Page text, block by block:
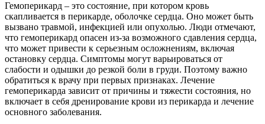
Гемоперикард – это состояние, при котором кровь
скапливается в перикарде, оболочке сердца. Оно может быть
вызвано травмой, инфекцией или опухолью. Люди отмечают,
что гемоперикард опасен из-за возможного сдавления сердца,
что может привести к серьезным осложнениям, включая
остановку сердца. Симптомы могут варьироваться от
слабости и одышки до резкой боли в груди. Поэтому важно
обратиться к врачу при первых признаках. Лечение
гемоперикарда зависит от причины и тяжести состояния, но
включает в себя дренирование крови из перикарда и лечение
основного заболевания.